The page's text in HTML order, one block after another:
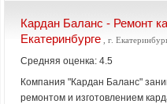
Кардан Баланс - Ремонт
Екатеринбурге , г.
Средняя оценка: 4.5
Компания "Кардан Баланс"
ремонтом и изготовлением